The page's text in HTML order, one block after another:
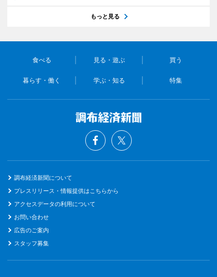
もっと見る
食べる 見る・遊ぶ 買う
暮らす・働く 学ぶ・知る 特集
調布経済新聞について
プレスリリース・情報提供はこちらから
アクセスデータの利用について
お問い合わせ
広告のご案内
スタッフ募集